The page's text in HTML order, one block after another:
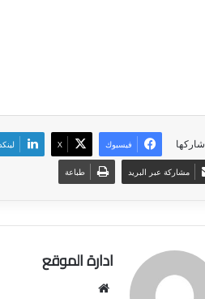
شاركها فيسبوك ‫X
مشاركة عبر البريد طباعة
ادارة الموقع